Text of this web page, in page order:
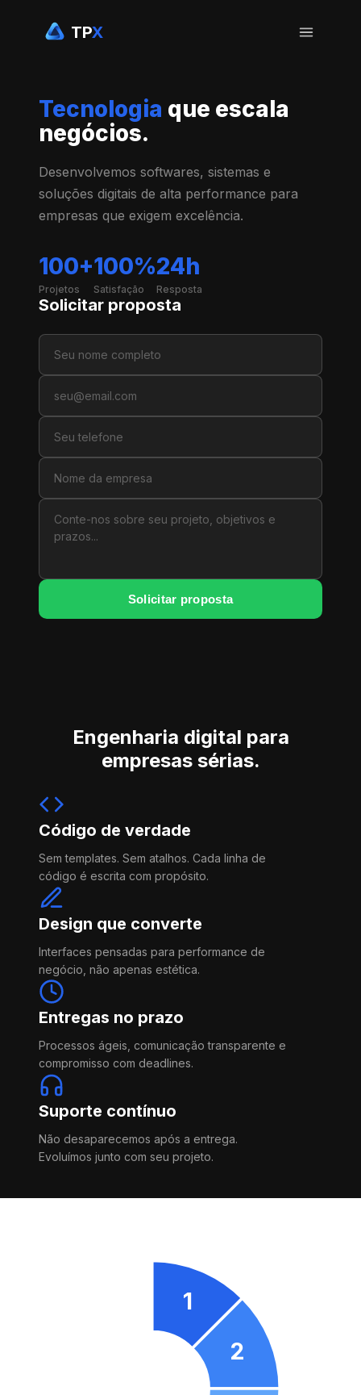
TPX
Tecnologia que escala
negócios.
Desenvolvemos softwares, sistemas e
soluções digitais de alta performance para
empresas que exigem excelência.
100+
Projetos
100%
Satisfação
24h
Resposta
Solicitar proposta
Solicitar proposta
Engenharia digital para
empresas sérias.
Código de verdade
Sem templates. Sem atalhos. Cada linha de
código é escrita com propósito.
Design que converte
Interfaces pensadas para performance de
negócio, não apenas estética.
Entregas no prazo
Processos ágeis, comunicação transparente e
compromisso com deadlines.
Suporte contínuo
Não desaparecemos após a entrega.
Evoluímos junto com seu projeto.
1
2